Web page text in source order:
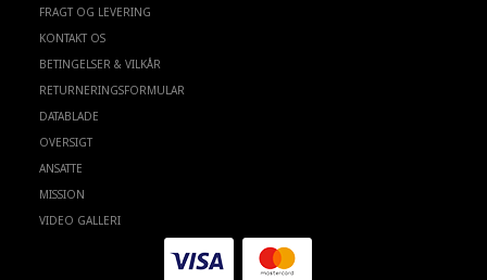
FRAGT OG LEVERING
KONTAKT OS
BETINGELSER & VILKÅR
RETURNERINGSFORMULAR
DATABLADE
OVERSIGT
ANSATTE
MISSION
VIDEO GALLERI